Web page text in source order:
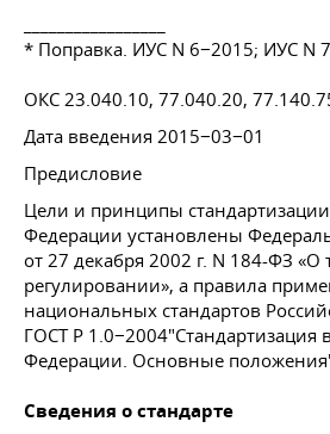
* Поправка. ИУС N 6−2015; ИУС N
ОКС 23.040.10, 77.040.20,
Дата введения 2015−03−01
Предисловие
Цели и принципы
Федерации установлены
от 27 декабря 2002 г. N 184-ФЗ «О
регулировании», а правила
национальных стандартов
ГОСТ Р 1.0−2004"Стандартизация
Федерации. Основные
Сведения о стандарте